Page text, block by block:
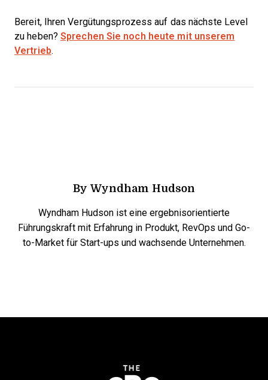
Bereit, Ihren Vergütungsprozess auf das nächste Level
zu heben? Sprechen Sie noch heute mit unserem
Vertrieb.
By Wyndham Hudson
Wyndham Hudson ist eine ergebnisorientierte
Führungskraft mit Erfahrung in Produkt, RevOps und Go-
to-Market für Start-ups und wachsende Unternehmen.